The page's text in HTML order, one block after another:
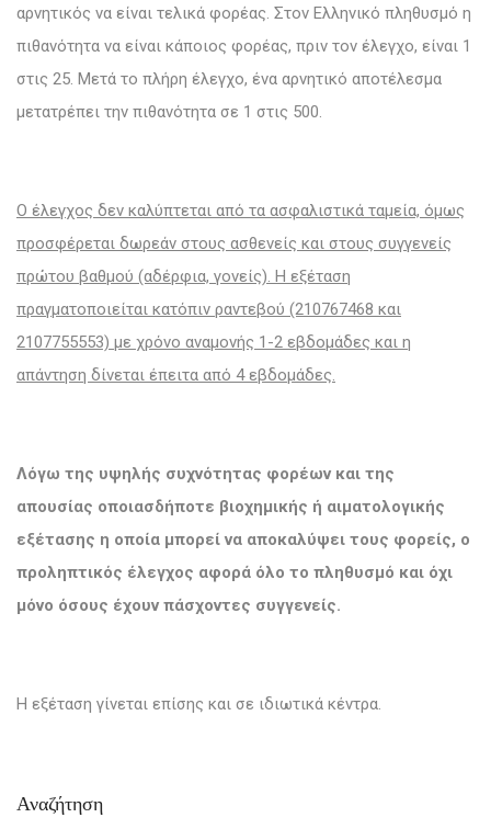
αρνητικός να είναι τελικά φορέας. Στον Ελληνικό πληθυσμό η
πιθανότητα να είναι κάποιος φορέας, πριν τον έλεγχο, είναι 1
στις 25. Μετά το πλήρη έλεγχο, ένα αρνητικό αποτέλεσμα
μετατρέπει την πιθανότητα σε 1 στις 500.
Ο έλεγχος δεν καλύπτεται από τα ασφαλιστικά ταμεία, όμως
προσφέρεται δωρεάν στους ασθενείς και στους συγγενείς
πρώτου βαθμού (αδέρφια, γονείς). Η εξέταση
πραγματοποιείται κατόπιν ραντεβού (210767468 και
2107755553) με χρόνο αναμονής 1-2 εβδομάδες και η
απάντηση δίνεται έπειτα από 4 εβδομάδες.
Λόγω της υψηλής συχνότητας φορέων και της
απουσίας οποιασδήποτε βιοχημικής ή αιματολογικής
εξέτασης η οποία μπορεί να αποκαλύψει τους φορείς, ο
προληπτικός έλεγχος αφορά όλο το πληθυσμό και όχι
μόνο όσους έχουν πάσχοντες συγγενείς.
Η εξέταση γίνεται επίσης και σε ιδιωτικά κέντρα.
Αναζήτηση